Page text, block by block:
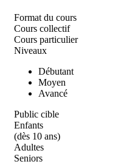
Format du cours
Cours collectif
Cours particulier
Niveaux
Débutant
Moyen
Avancé
Public cible
Enfants
(dès 10 ans)
Adultes
Seniors